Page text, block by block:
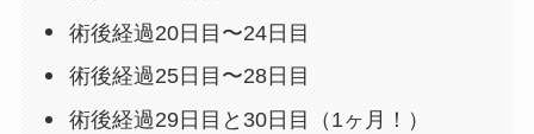
術後経過20日目〜24日目
術後経過25日目〜28日目
術後経過29日目と30日目（1ヶ月！）